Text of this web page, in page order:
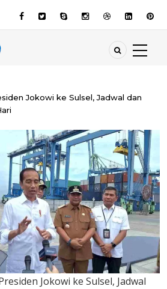
Jokowi ke Sulsel, Jadwal dan
Jokowi ke Sulsel, Jadwal